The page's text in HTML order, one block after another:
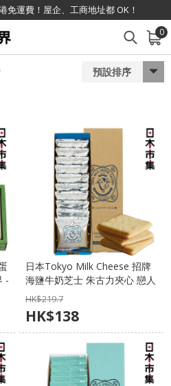
免運費！屋企、工商地址都 OK！
0
查看
預設排序
-
日本Tokyo Milk Cheese 招牌
海鹽牛奶芝士 朱古力夾心 戀人
曲奇禮盒 (1盒10件)【市集世界
- 日本市集】
HK$219.7
HK$138